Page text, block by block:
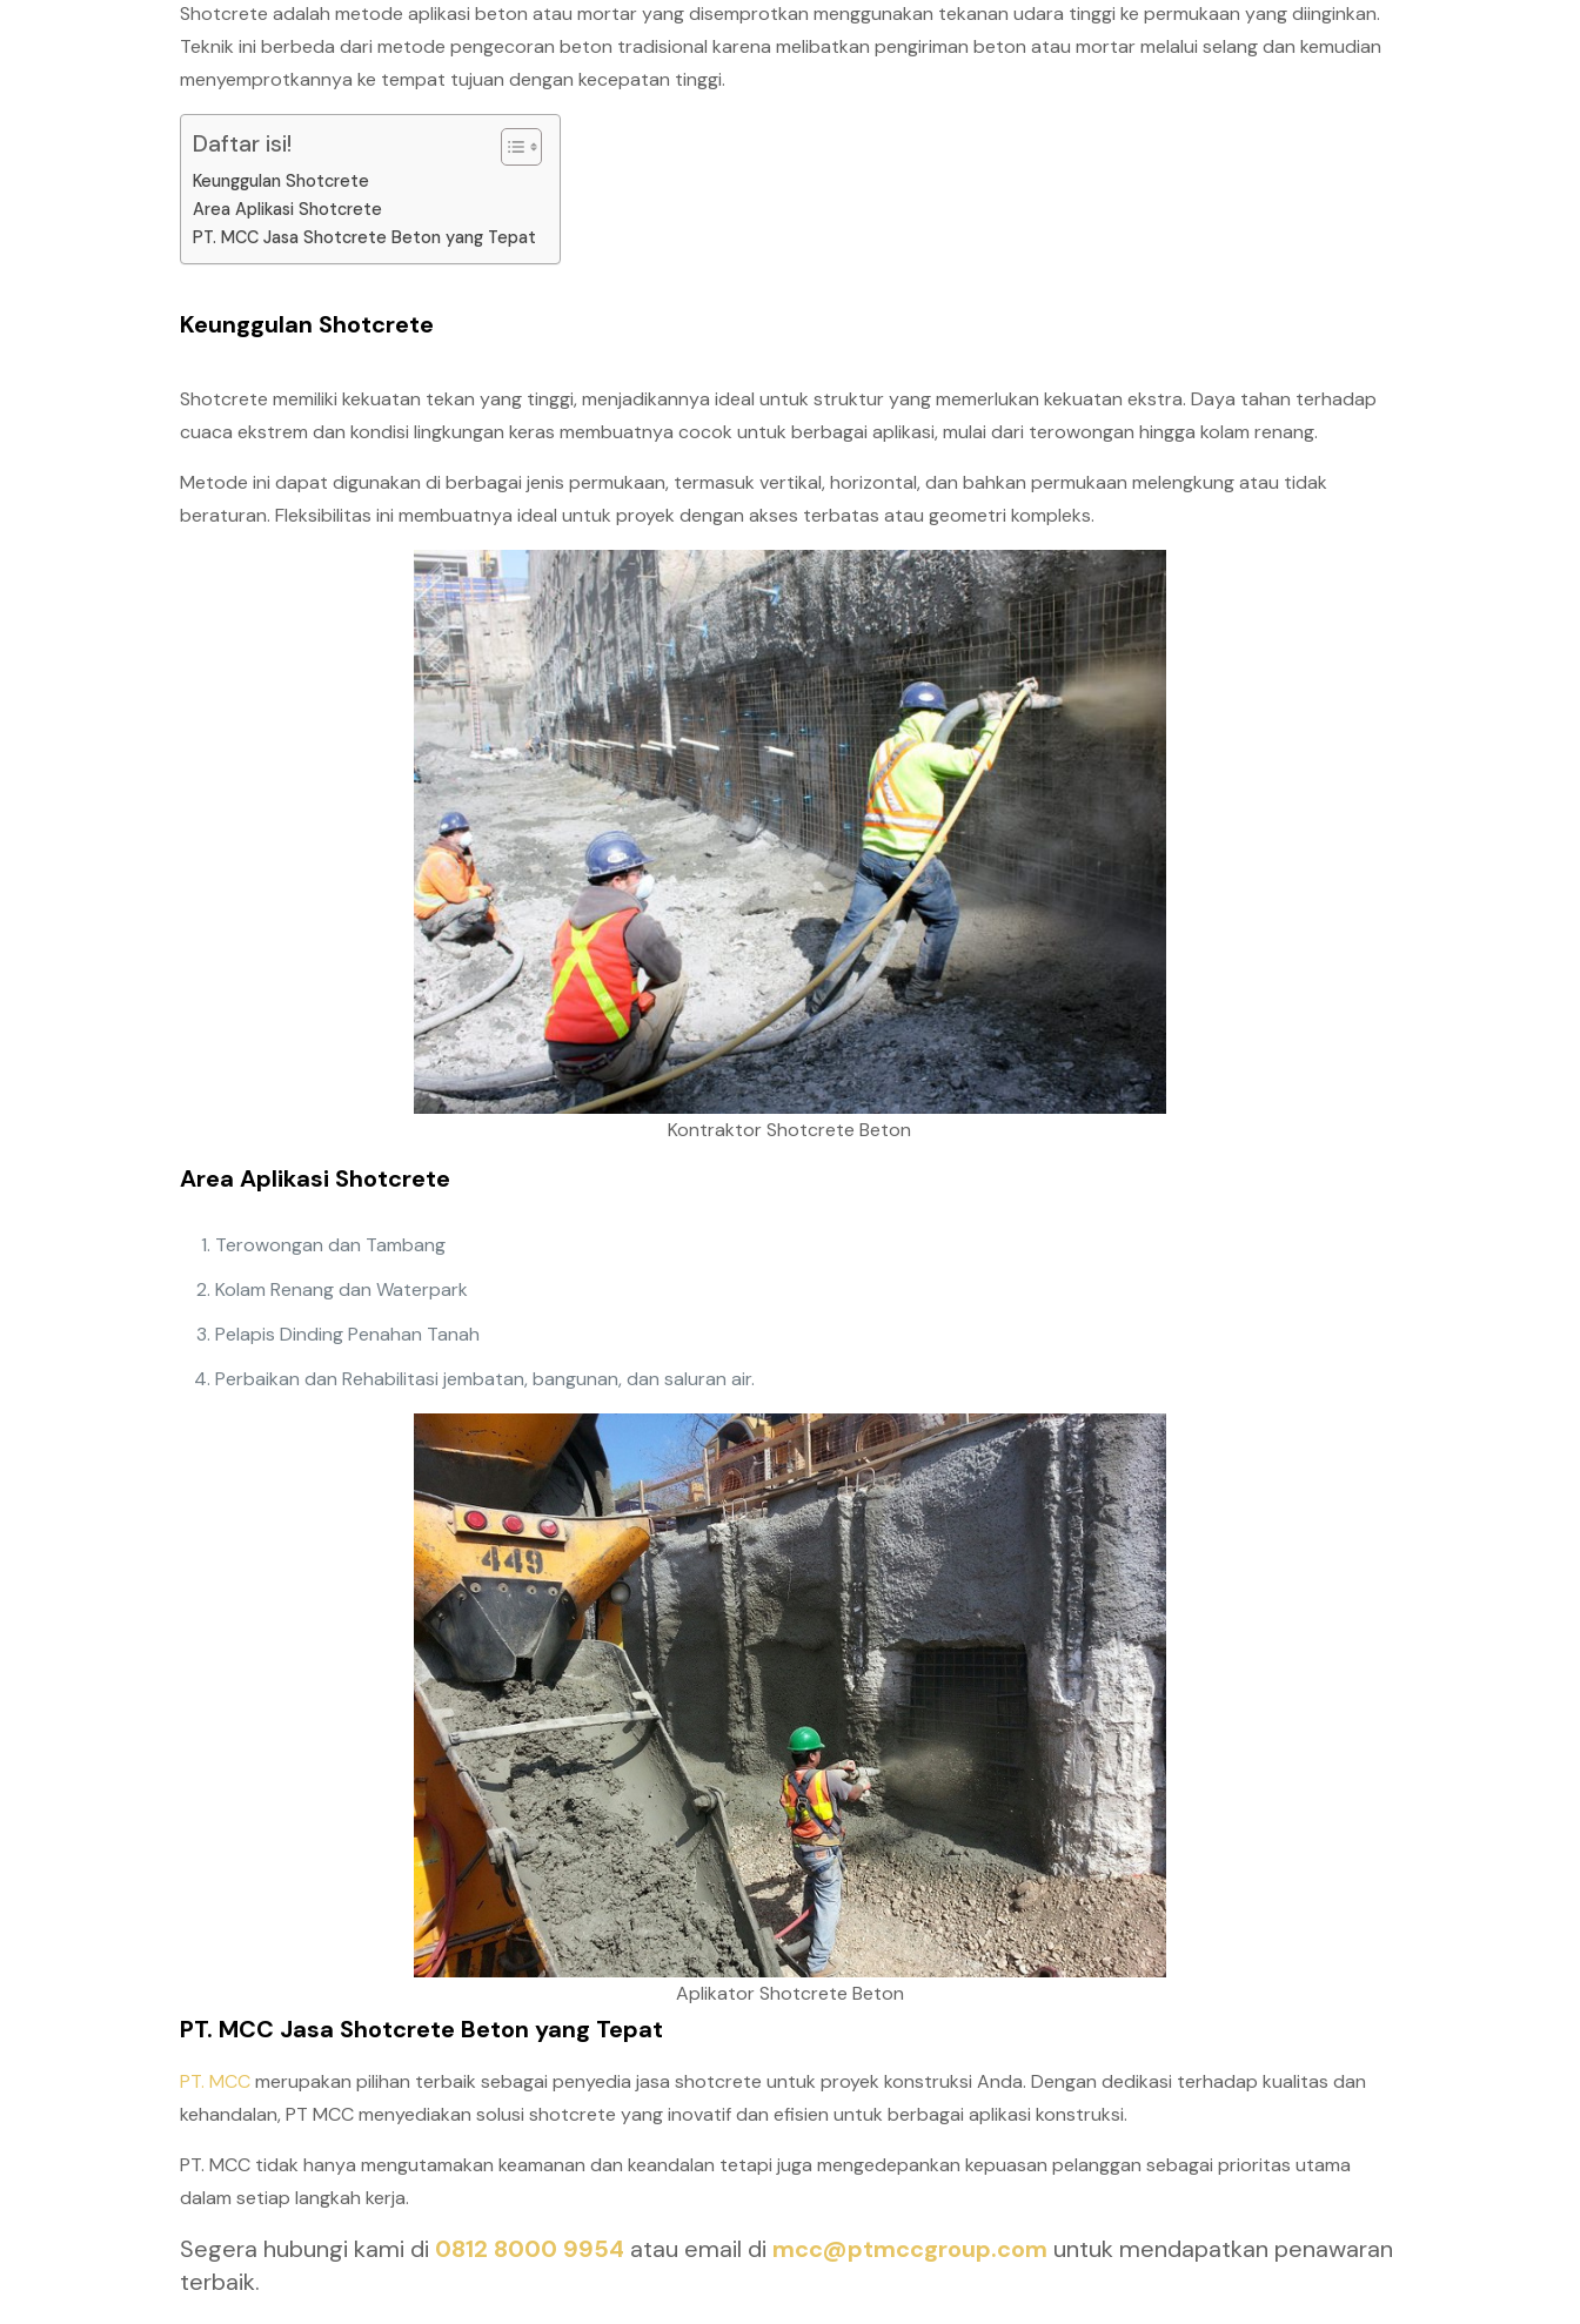
Shotcrete adalah metode aplikasi beton atau mortar yang disemprotkan menggunakan tekanan udara tinggi ke permukaan yang diinginkan.
Teknik ini berbeda dari metode pengecoran beton tradisional karena melibatkan pengiriman beton atau mortar melalui selang dan kemudian
menyemprotkannya ke tempat tujuan dengan kecepatan tinggi.
Daftar isi!
Keunggulan Shotcrete
Area Aplikasi Shotcrete
PT. MCC Jasa Shotcrete Beton yang Tepat
Keunggulan Shotcrete
Shotcrete memiliki kekuatan tekan yang tinggi, menjadikannya ideal untuk struktur yang memerlukan kekuatan ekstra. Daya tahan terhadap
cuaca ekstrem dan kondisi lingkungan keras membuatnya cocok untuk berbagai aplikasi, mulai dari terowongan hingga kolam renang.
Metode ini dapat digunakan di berbagai jenis permukaan, termasuk vertikal, horizontal, dan bahkan permukaan melengkung atau tidak
beraturan. Fleksibilitas ini membuatnya ideal untuk proyek dengan akses terbatas atau geometri kompleks.
Kontraktor Shotcrete Beton
Area Aplikasi Shotcrete
Terowongan dan Tambang
Kolam Renang dan Waterpark
Pelapis Dinding Penahan Tanah
Perbaikan dan Rehabilitasi jembatan, bangunan, dan saluran air.
Aplikator Shotcrete Beton
PT. MCC Jasa Shotcrete Beton yang Tepat
PT. MCCmerupakan pilihan terbaik sebagai penyedia jasa shotcrete untuk proyek konstruksi Anda. Dengan dedikasi terhadap kualitas dan
kehandalan, PT MCC menyediakan solusi shotcrete yang inovatif dan efisien untuk berbagai aplikasi konstruksi.
PT. MCC tidak hanya mengutamakan keamanan dan keandalan tetapi juga mengedepankan kepuasan pelanggan sebagai prioritas utama
dalam setiap langkah kerja.
Segera hubungi kami di 0812 8000 9954 atau email di mcc@ptmccgroup.com untuk mendapatkan penawaran
terbaik.